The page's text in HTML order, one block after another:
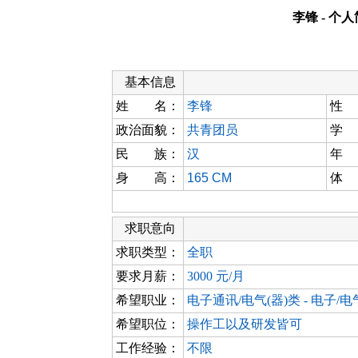
李锋 - 个人
基本信息
姓 名：
李锋
性
政治面貌：
共青团员
学
民 族：
汉
年
身 高：
165 CM 体
求职意向
求职类型：
全职
要求月薪：
3000 元/月
希望职业：
电子通讯/电气(器)类 - 电子/电
希望职位：
操作工以及研发皆可
工作经验：
不限